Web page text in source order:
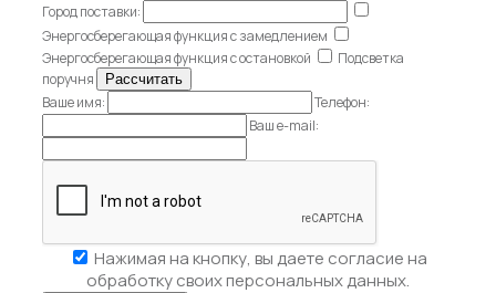
Город поставки:
Энергосберегающая функция с замедлением
Энергосберегающая функция с остановкой
Подсветка
поручня
Ваше имя:
Телефон:
Ваш e-mail:
Нажимая на кнопку, вы даете согласие на
обработку своих персональных данных.